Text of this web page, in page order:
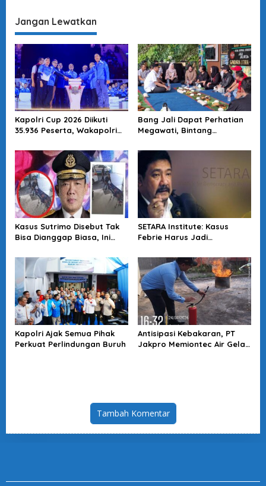
Jangan Lewatkan
Kapolri Cup 2026 Diikuti
35.936 Peserta, Wakapolri
Talenta Digital
Bang Jali Dapat Perhatian
Megawati, Bintang
Pojok Baca
Kasus Sutrimo Disebut Tak
Bisa Dianggap Biasa, Ini
Tuntas
SETARA Institute: Kasus
Febrie Harus Jadi
Akuntabilitas Penegakan
Hukum
Kapolri Ajak Semua Pihak
Perkuat Perlindungan Buruh
Antisipasi Kebakaran, PT
Jakpro Memiontec Air Gelar
Tambah Komentar